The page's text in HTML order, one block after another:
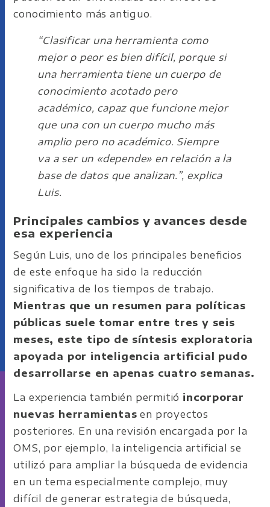
conocimiento más antiguo.
“Clasificar una herramienta como
mejor o peor es bien difícil, porque si
una herramienta tiene un cuerpo de
conocimiento acotado pero
académico, capaz que funcione mejor
que una con un cuerpo mucho más
amplio pero no académico. Siempre
va a ser un «depende» en relación a la
base de datos que analizan.”, explica
Luis.
Principales cambios y avances desde
esa experiencia
Según Luis, uno de los principales beneficios
de este enfoque ha sido la reducción
significativa de los tiempos de trabajo.
Mientras que un resumen para políticas
públicas suele tomar entre tres y seis
meses, este tipo de síntesis exploratoria
apoyada por inteligencia artificial pudo
desarrollarse en apenas cuatro semanas.
La experiencia también permitió incorporar
nuevas herramientas en proyectos
posteriores. En una revisión encargada por la
OMS, por ejemplo, la inteligencia artificial se
utilizó para ampliar la búsqueda de evidencia
en un tema especialmente complejo, muy
difícil de generar estrategia de búsqueda,